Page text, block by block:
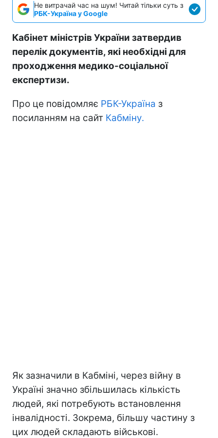
Не витрачай час на шум! Читай тільки суть з
РБК-Україна у Google
Кабінет міністрів України затвердив
перелік документів, які необхідні для
проходження медико-соціальної
експертизи.
Про це повідомляє РБК-Україна з
посиланням на сайт Кабміну.
Як зазначили в Кабміні, через війну в
Україні значно збільшилась кількість
людей, які потребують встановлення
інвалідності. Зокрема, більшу частину з
цих людей складають військові.